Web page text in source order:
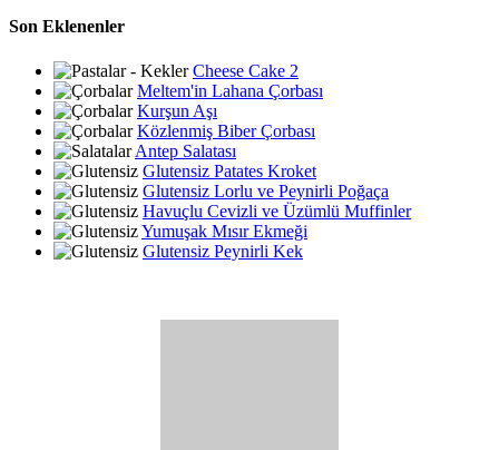
Son Eklenenler
Cheese Cake 2
Meltem'in Lahana Çorbası
Kurşun Aşı
Közlenmiş Biber Çorbası
Antep Salatası
Glutensiz Patates Kroket
Glutensiz Lorlu ve Peynirli Poğaça
Havuçlu Cevizli ve Üzümlü Muffinler
Yumuşak Mısır Ekmeği
Glutensiz Peynirli Kek